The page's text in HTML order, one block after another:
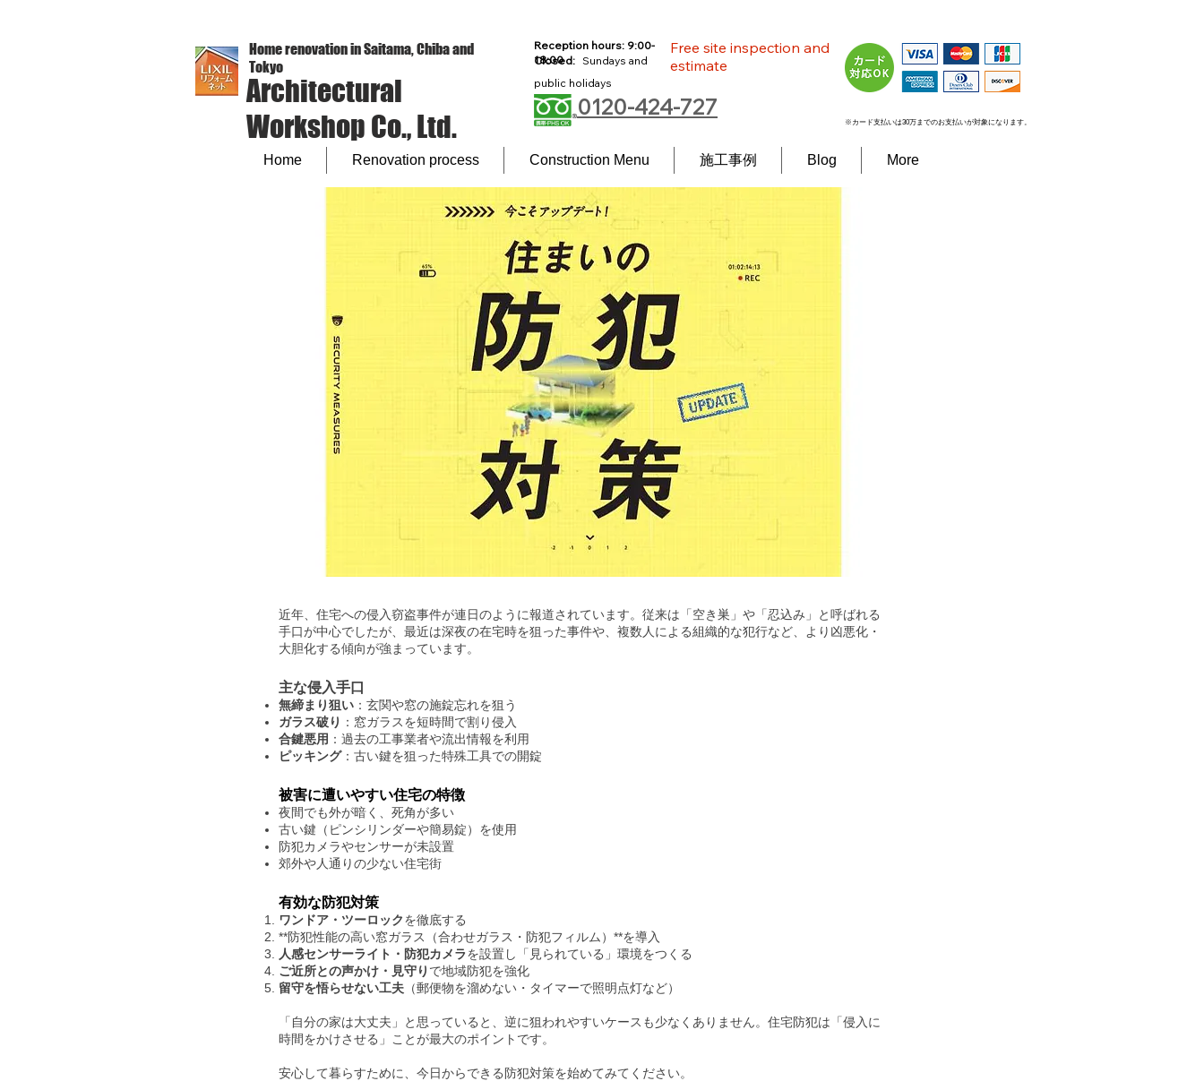
Home renovation in Saitama, Chiba and
Tokyo
Architectural
Workshop Co., Ltd.
Reception hours: 9:00-
18:00
Closed: Sundays and
public holidays
Free site inspection and
estimate
0120-424-727
※カード支払いは30万までのお支払いが対象になります。
Home Renovation process Construction Menu 施工事例 Blog More
近年、住宅への侵入窃盗事件が連日のように報道されています。従来は「空き巣」や「忍込み」と呼ばれる
手口が中心でしたが、最近は深夜の在宅時を狙った事件や、複数人による組織的な犯行など、より凶悪化・
大胆化する傾向が強まっています。
主な侵入手口
無締まり狙い ：玄関や窓の施錠忘れを狙う
ガラス破り ：窓ガラスを短時間で割り侵入
合鍵悪用 ：過去の工事業者や流出情報を利用
ピッキング：古い鍵を狙った特殊工具での開錠
被害に遭いやすい住宅の特徴
夜間でも外が暗く、死角が多い
古い鍵（ピンシリンダーや簡易錠）を使用
防犯カメラやセンサーが未設置
郊外や人通りの少ない住宅街
有効な防犯対策
ワンドア・ツーロックを徹底する
**防犯性能の高い窓ガラス（合わせガラス・防犯フィルム）**を導入
人感センサーライト・防犯カメラを設置し「見られている」環境をつくる
ご近所との声かけ・見守り で地域防犯を強化
留守を悟らせない工夫 （郵便物を溜めない・タイマーで照明点灯など）
「自分の家は大丈夫」と思っていると、逆に狙われやすいケースも少なくありません。住宅防犯は「侵入に
時間をかけさせる」ことが最大のポイントです。
安心して暮らすために、今日からできる防犯対策を始めてみてください。